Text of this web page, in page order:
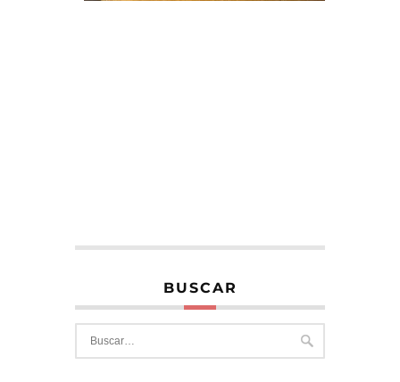
BUSCAR